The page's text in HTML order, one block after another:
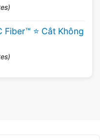
⭐️ Cắt Không